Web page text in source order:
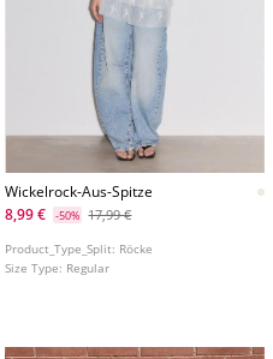
Wickelrock-Aus-Spitze
8,99 €
-50% 17,99 €
Product_Type_Split: Röcke
Size Type: Regular